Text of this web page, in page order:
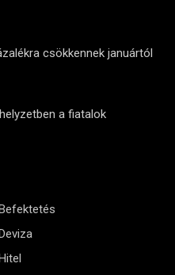
csökkennek januártól
a fiatalok
Befektetés
Deviza
Hitel